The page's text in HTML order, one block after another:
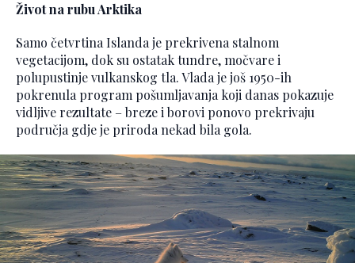
Život na rubu Arktika
Samo četvrtina Islanda je prekrivena stalnom
vegetacijom, dok su ostatak tundre, močvare i
polupustinje vulkanskog tla. Vlada je još 1950-ih
pokrenula program pošumljavanja koji danas pokazuje
vidljive rezultate – breze i borovi ponovo prekrivaju
područja gdje je priroda nekad bila gola.